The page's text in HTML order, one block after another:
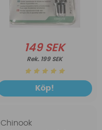
149 SEK
199 SEK
Köp!
Chinook